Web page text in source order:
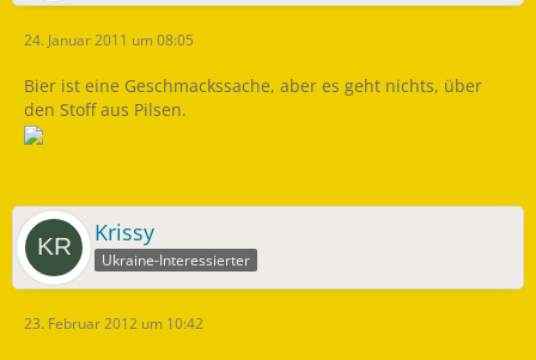
24. Januar 2011 um 08:05
Bier ist eine Geschmackssache, aber es geht nichts, über
den Stoff aus Pilsen.
Krissy
Ukraine-Interessierter
23. Februar 2012 um 10:42